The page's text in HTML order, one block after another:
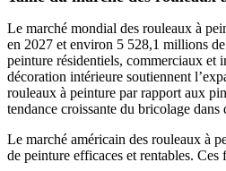
Le marché mondial des rouleaux à
en 2027 et environ 5 528,1 millions
peinture résidentiels, commerciaux et
décoration intérieure soutiennent
rouleaux à peinture par rapport aux
tendance croissante du bricolage dans
Le marché américain des rouleaux à
de peinture efficaces et rentables.